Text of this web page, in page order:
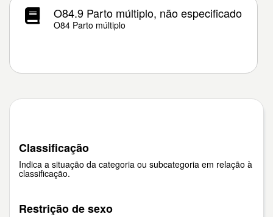
O84.9 Parto múltiplo, não especificado
O84 Parto múltiplo
Classificação
Indica a situação da categoria ou subcategoria em relação à
classificação.
Restrição de sexo